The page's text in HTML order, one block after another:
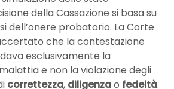
della Cassazione si basa su
dell’onere probatorio. La Corte
che la contestazione
esclusivamente la
e non la violazione degli
correttezza, diligenzao fedeltà.